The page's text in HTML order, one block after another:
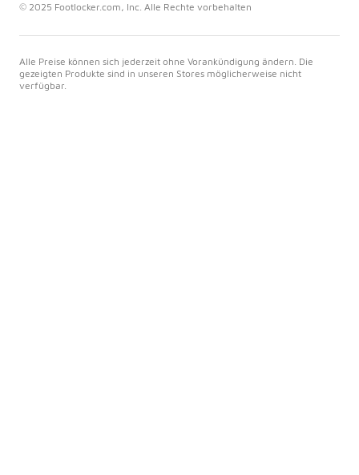
© 2025 Footlocker.com, Inc. Alle Rechte vorbehalten
Alle Preise können sich jederzeit ohne Vorankündigung ändern. Die
gezeigten Produkte sind in unseren Stores möglicherweise nicht
verfügbar.